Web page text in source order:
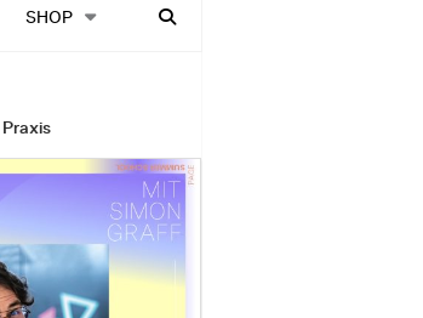
SHOPSuchen
Praxis